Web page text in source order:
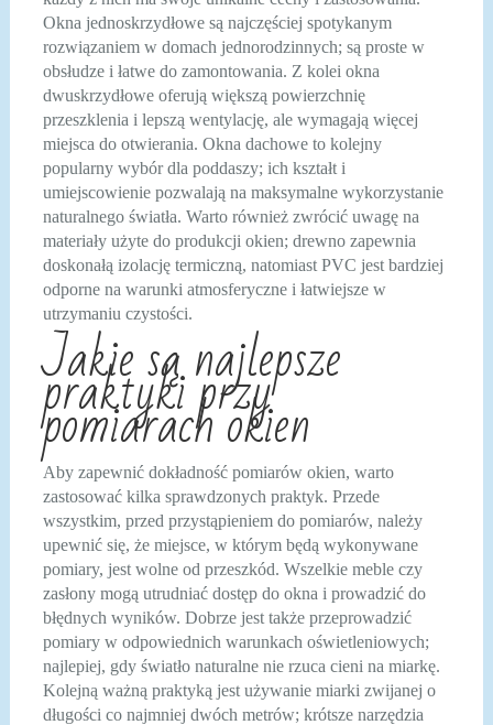
Okna jednoskrzydłowe są najczęściej spotykanym
rozwiązaniem w domach jednorodzinnych; są proste w
obsłudze i łatwe do zamontowania. Z kolei okna
dwuskrzydłowe oferują większą powierzchnię
przeszklenia i lepszą wentylację, ale wymagają więcej
miejsca do otwierania. Okna dachowe to kolejny
popularny wybór dla poddaszy; ich kształt i
umiejscowienie pozwalają na maksymalne wykorzystanie
naturalnego światła. Warto również zwrócić uwagę na
materiały użyte do produkcji okien; drewno zapewnia
doskonałą izolację termiczną, natomiast PVC jest bardziej
odporne na warunki atmosferyczne i łatwiejsze w
utrzymaniu czystości.
Jakie są najlepsze
praktyki przy
pomiarach okien
Aby zapewnić dokładność pomiarów okien, warto
zastosować kilka sprawdzonych praktyk. Przede
wszystkim, przed przystąpieniem do pomiarów, należy
upewnić się, że miejsce, w którym będą wykonywane
pomiary, jest wolne od przeszkód. Wszelkie meble czy
zasłony mogą utrudniać dostęp do okna i prowadzić do
błędnych wyników. Dobrze jest także przeprowadzić
pomiary w odpowiednich warunkach oświetleniowych;
najlepiej, gdy światło naturalne nie rzuca cieni na miarkę.
Kolejną ważną praktyką jest używanie miarki zwijanej o
długości co najmniej dwóch metrów; krótsze narzędzia